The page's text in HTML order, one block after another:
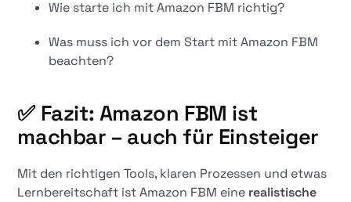
Wie starte ich mit Amazon FBM richtig?
Was muss ich vor dem Start mit Amazon FBM
beachten?
✅ Fazit: Amazon FBM ist
machbar – auch für Einsteiger
Mit den richtigen Tools, klaren Prozessen und etwas
Lernbereitschaft ist Amazon FBM eine realistische